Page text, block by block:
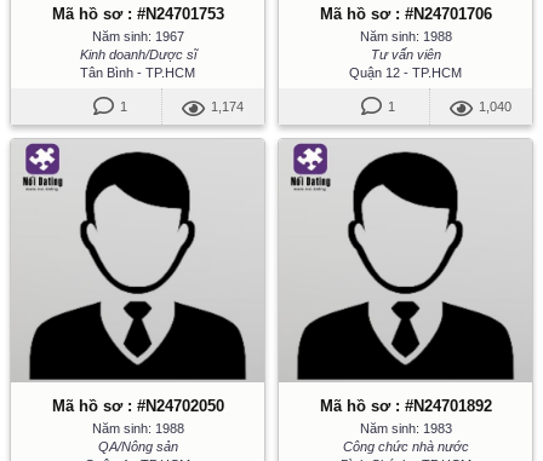
Mã hồ sơ : #N24701753
Năm sinh: 1967
Kinh doanh/Dược sĩ
Tân Bình - TP.HCM
1 1,174
Mã hồ sơ : #N24701706
Năm sinh: 1988
Tư vấn viên
Quận 12 - TP.HCM
1 1,040
Mã hồ sơ : #N24702050
Năm sinh: 1988
QA/Nông sản
Mã hồ sơ : #N24701892
Năm sinh: 1983
Công chức nhà nước